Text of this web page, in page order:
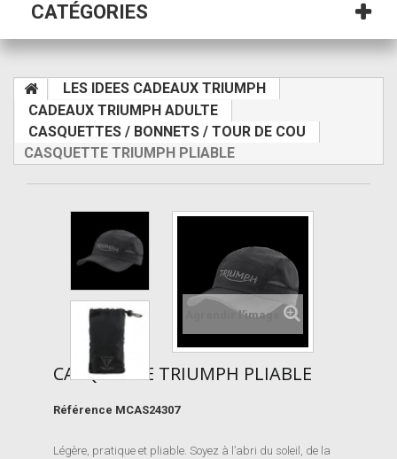
CATÉGORIES
LES IDEES CADEAUX TRIUMPH
CADEAUX TRIUMPH ADULTE
CASQUETTES / BONNETS / TOUR DE COU
CASQUETTE TRIUMPH PLIABLE
Agrandir l'image
CASQUETTE TRIUMPH PLIABLE
Référence MCAS24307
Légère, pratique et pliable. Soyez à l’abri du soleil, de la